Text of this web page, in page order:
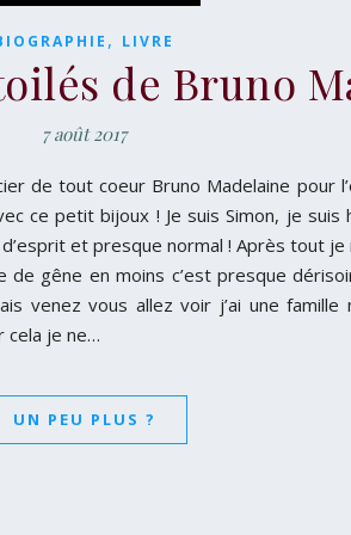
, LIVRE
de Bruno
7 août 2017
de tout coeur Bruno Madelaine pour
ce petit bijoux ! Je suis Simon, je suis
et presque normal ! Après tout je
gêne en moins c’est presque
venez vous allez voir j’ai une famille
cela je ne…
UN PEU PLUS ?